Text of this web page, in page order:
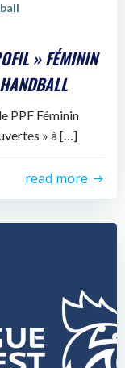
» FÉMININ
PPF Féminin
» à […]
read more